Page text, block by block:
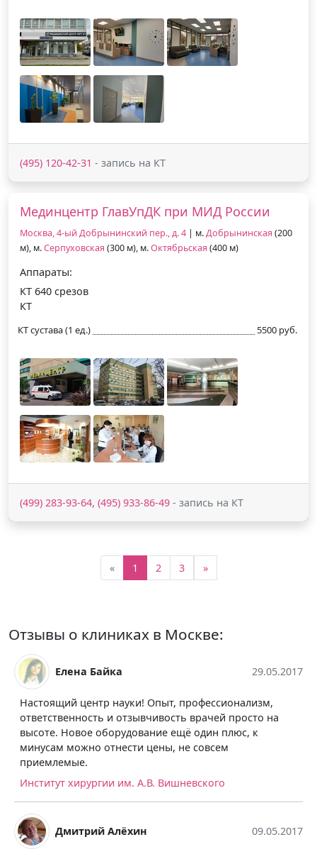
(495) 120-42-31 - запись на КТ
Мединцентр ГлавУпДК при МИД России
Москва, 4-ый Добрынинский пер., д. 4 | м.Добрынинская (200
м), м.Серпуховская (300 м), м.Октябрьская (400 м)
Аппараты:
КТ 640 срезов
КТ
КТ сустава (1 ед.) 5500 руб.
(499) 283-93-64, (495) 933-86-49 - запись на КТ
« 1 2 3 »
Отзывы о клиниках в Москве:
Елена Байка 29.05.2017
Настоящий центр науки! Опыт, профессионализм,
ответственность и отзывчивость врачей просто на
высоте. Новое оборудование ещё один плюс, к
минусам можно отнести цены, не совсем
приемлемые.
Институт хирургии им. А.В. Вишневского
Дмитрий Алёхин 09.05.2017